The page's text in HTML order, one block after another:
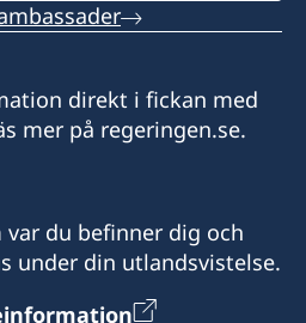
direkt i fickan med
mer på regeringen.se.
du befinner dig och
under din utlandsvistelse.